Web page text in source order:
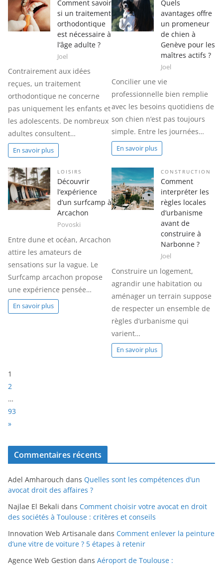
Comment savoir
si un traitement
orthodontique
est nécessaire à
l’âge adulte ?
Joel
Contrairement aux idées
reçues, un traitement
orthodontique ne concerne
pas uniquement les enfants et
les adolescents. De nombreux
adultes consultent…
En savoir plus
Quels
avantages offre
un promeneur
de chien à
Genève pour les
maîtres actifs ?
Joel
Concilier une vie
professionnelle bien remplie
avec les besoins quotidiens de
son chien n’est pas toujours
simple. Entre les journées…
En savoir plus
LOISIRS
Découvrir
l’expérience
d’un surfcamp à
Arcachon
Povoski
Entre dune et océan, Arcachon
attire les amateurs de
sensations sur la vague. Le
Surfcamp arcachon propose
une expérience pensée…
En savoir plus
CONSTRUCTION
Comment
interpréter les
règles locales
d’urbanisme
avant de
construire à
Narbonne ?
Joel
Construire un logement,
agrandir une habitation ou
aménager un terrain suppose
de respecter un ensemble de
règles d’urbanisme qui
varient…
En savoir plus
P
a
e
:
1
2
…
93
N
x
»
Commentaires récents
Adel Amharouch dans Quelles sont les compétences d’un
avocat droit des affaires ?
Najlae El Bekali dans Comment choisir votre avocat en droit
des sociétés à Toulouse : critères et conseils
Innovation Web Artisanale dans Comment enlever la peinture
d’une vitre de voiture ? 5 étapes à retenir
Agence Web Gestion dans Aéroport de Toulouse :